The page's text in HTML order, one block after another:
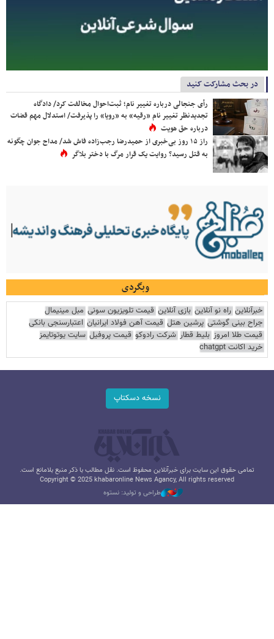
در بحث مشارکت کنید
رأی جنجالی درباره تغییر نام؛ ثبت‌احوال مخالفت کرد/ دادگاه
تجدیدنظر تغییر نام «رقیه» به «رویا» را پذیرفت/ استدلال مهم قضات
درباره حق هویت
راز ۱۵ روز بی‌خبری از حمیدرضا رجب‌زاده فاش شد/ مداح جوان چگونه
به قتل رسید؟ روایت یک قرار مرگ با دختر بلاگر
وبگردی
خبرآنلاین راه نو آنلاین بازی آنلاین قیمت تلویزیون سونی مبل مینیمال
جراح بینی گوشتی پرشین هتل قیمت آهن فولاد ایرانیان اعتبارسنجی بانکی
قیمت طلا امروز بلیط قطار شرکت رادوکو قیمت پروفیل سایت یوتوتایمز
خرید اکانت chatgpt
نسخه دسکتاپ
تمامی حقوق این سایت برای خبرآنلاین محفوظ است. نقل مطالب با ذکر منبع بلامانع است.
Copyright © 2025 khabaronline News Agancy, All rights reserved
طراحی و تولید: نستوه